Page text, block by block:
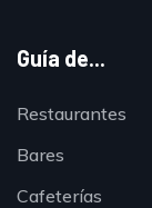
Guía de...
Restaurantes
Bares
Cafeterías